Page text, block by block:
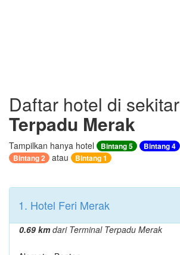
Daftar hotel di sekitar
Terpadu Merak
Tampilkan hanya hotel Bintang 5 Bintang 4
Bintang 2
atau Bintang 1
1. Hotel Feri Merak
0.69 kmdari Terminal Terpadu Merak